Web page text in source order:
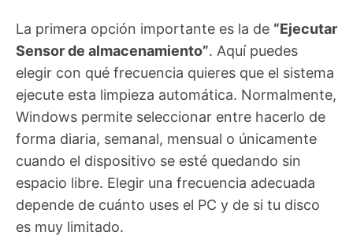
La primera opción importante es la de “Ejecutar
Sensor de almacenamiento”. Aquí puedes
elegir con qué frecuencia quieres que el sistema
ejecute esta limpieza automática. Normalmente,
Windows permite seleccionar entre hacerlo de
forma diaria, semanal, mensual o únicamente
cuando el dispositivo se esté quedando sin
espacio libre. Elegir una frecuencia adecuada
depende de cuánto uses el PC y de si tu disco
es muy limitado.